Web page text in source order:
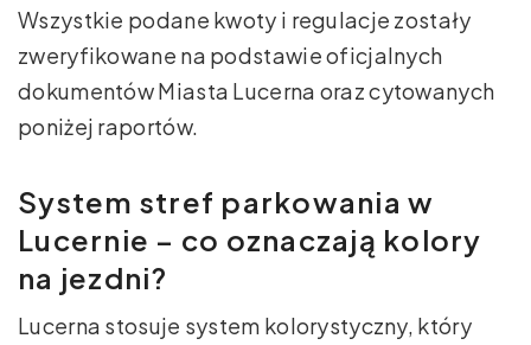
Wszystkie podane kwoty i regulacje zostały
zweryfikowane na podstawie oficjalnych
dokumentów Miasta Lucerna oraz cytowanych
poniżej raportów.
System stref parkowania w
Lucernie – co oznaczają kolory
na jezdni?
Lucerna stosuje system kolorystyczny, który